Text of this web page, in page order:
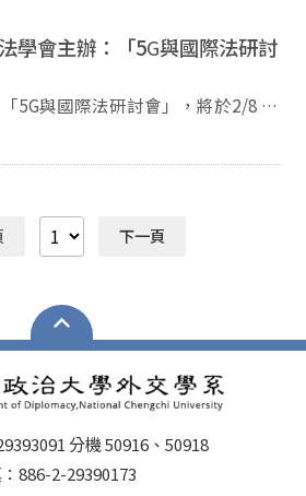
，文化大學政治學系系主任林炫向
與國際關係研究委員會召集人烏凌
有亞太堅韌研究基金會（CAPRI）
學會以推動國際關係研究為宗
體 ，於2007年9月8日正式成立，
係學者與科系彼此之間的溝通橋
學會理事、本校國
，右為黃亞生教授 黃亞生教授
長、黃亞生教授、葉國俊教授、及
學會主辦：「5G與國際法研討
5G與國際法研討會」，將於2/8 上
南京東路偉成大樓15樓演講廳舉
下一頁
分機 50916、50918
886-2-29390173